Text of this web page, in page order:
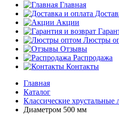
Главная
Акции
Люстры
Отзывы
Распродажа
Контакты
Главная
Каталог
Классические хрустальные
Диаметром 500 мм